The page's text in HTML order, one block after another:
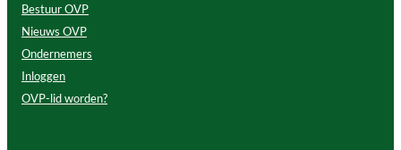
Bestuur OVP
Nieuws OVP
Ondernemers
Inloggen
OVP-lid worden?